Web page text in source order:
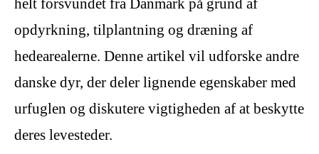
helt forsvundet fra Danmark på grund af
opdyrkning, tilplantning og dræning af
hedearealerne. Denne artikel vil udforske andre
danske dyr, der deler lignende egenskaber med
urfuglen og diskutere vigtigheden af at beskytte
deres levesteder.